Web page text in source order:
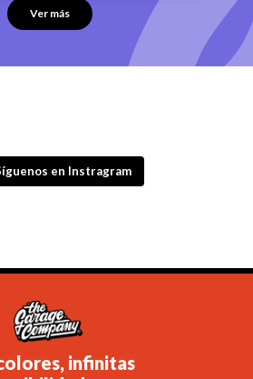
Ver más
en Instragram
infinitas